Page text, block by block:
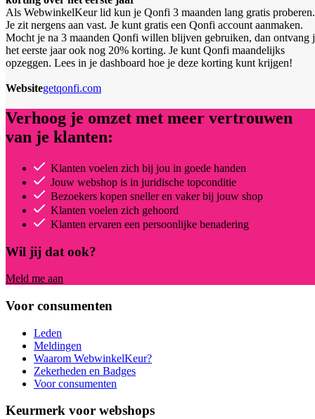
Als WebwinkelKeur lid kun je Qonfi 3 maanden lang gratis proberen.
Je zit nergens aan vast. Je kunt gratis een Qonfi account aanmaken.
Mocht je na 3 maanden Qonfi willen blijven gebruiken, dan ontvang
het eerste jaar ook nog 20% korting. Je kunt Qonfi maandelijks
opzeggen. Lees in je dashboard hoe je deze korting kunt krijgen!
Websitegetqonfi.com
Verhoog je omzet met meer vertrouwen
van je klanten:
Klanten voelen zich bij jou in goede handen
Jouw webshop is in juridische topconditie
Bezoekers kopen sneller en vaker bij jouw shop
Klanten voelen zich gehoord
Klanten ervaren een persoonlijke benadering
Wil jij dat ook?
Meld me aan
Voor consumenten
Leden
Meldingen
Waarom WebwinkelKeur?
Zekerheden en Badges
Voor consumenten
Keurmerk voor webshops